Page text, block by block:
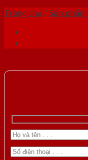
Trang chủ /Sản phẩm